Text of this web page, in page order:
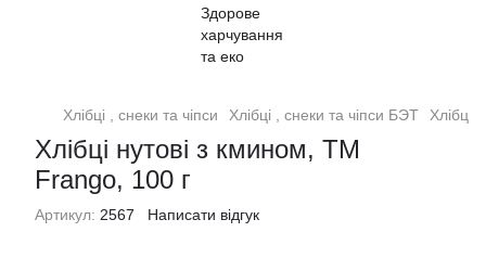
Хлібці , снеки та чіпси Хлібці , снеки та чіпси БЭТ Хлібці
Хлібці нутові з кмином, ТМ
Frango, 100 г
Артикул: 2567 Написати відгук